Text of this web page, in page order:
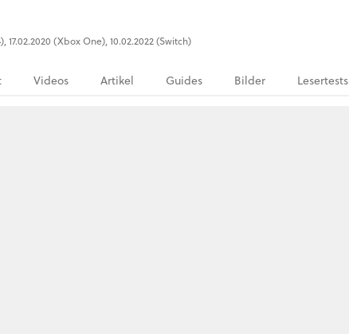
17.02.2020 (Xbox One), 10.02.2022 (Switch)
Videos Artikel Guides Bilder Lesertests